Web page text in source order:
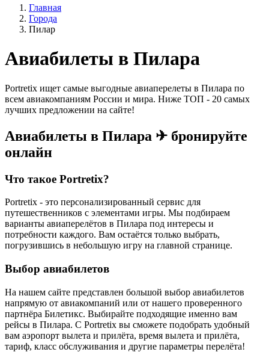
Главная
Города
Пилар
Авиабилеты в Пилара
Portretix ищет самые выгодные авиаперелеты в Пилара по
всем авиакомпаниям России и мира. Ниже ТОП - 20 самых
лучших предложении на сайте!
Авиабилеты в Пилара ✈ бронируйте
онлайн
Что такое Portretix?
Portretix - это персонализированный сервис для
путешественников с элементами игры. Мы подбираем
варианты авиаперелётов в Пилара под интересы и
потребности каждого. Вам остаётся только выбрать,
погрузившись в небольшую игру на главной странице.
Выбор авиабилетов
На нашем сайте представлен большой выбор авиабилетов
напрямую от авиакомпаний или от нашего проверенного
партнёра Билетикс. Выбирайте подходящие именно вам
рейсы в Пилара. С Portretix вы сможете подобрать удобный
вам аэропорт вылета и прилёта, время вылета и прилёта,
тариф, класс обслуживания и другие параметры перелёта!